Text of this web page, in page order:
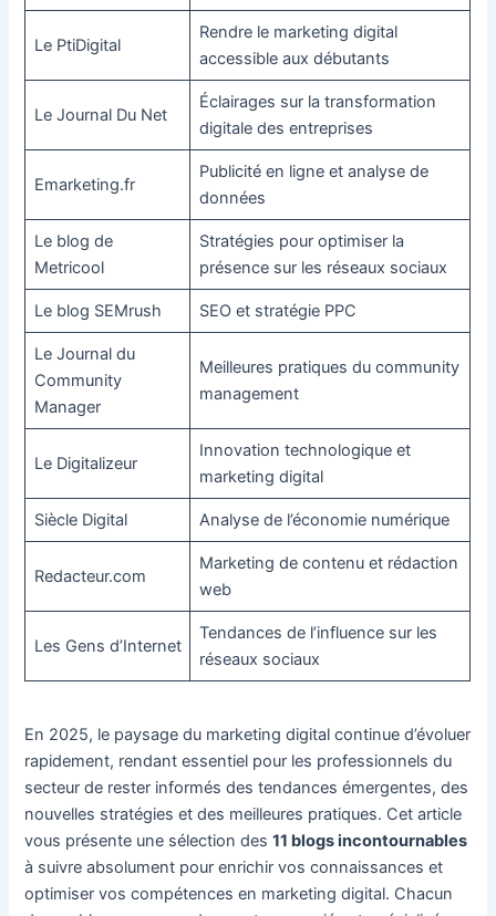
Le PtiDigital
Rendre le marketing digital
accessible aux débutants
Le Journal Du Net
Éclairages sur la transformation
digitale des entreprises
Emarketing.fr
Publicité en ligne et analyse de
données
Le blog de
Metricool
Stratégies pour optimiser la
présence sur les réseaux sociaux
Le blog SEMrush SEO et stratégie PPC
Le Journal du
Community
Manager
Meilleures pratiques du community
management
Le Digitalizeur
Innovation technologique et
marketing digital
Siècle Digital Analyse de l’économie numérique
Redacteur.com
Marketing de contenu et rédaction
web
Les Gens d’Internet
Tendances de l’influence sur les
réseaux sociaux
En 2025, le paysage du marketing digital continue d’évoluer
rapidement, rendant essentiel pour les professionnels du
secteur de rester informés des tendances émergentes, des
nouvelles stratégies et des meilleures pratiques. Cet article
vous présente une sélection des11 blogs incontournables
à suivre absolument pour enrichir vos connaissances et
optimiser vos compétences en marketing digital. Chacun